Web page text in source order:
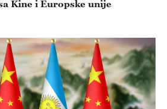
Kine i Europske unije